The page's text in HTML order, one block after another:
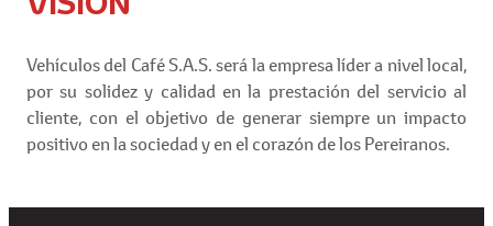
Vehículos del Café S.A.S. será la empresa líder a nivel local,
por su solidez y calidad en la prestación del servicio al
cliente, con el objetivo de generar siempre un impacto
positivo en la sociedad y en el corazón de los Pereiranos.